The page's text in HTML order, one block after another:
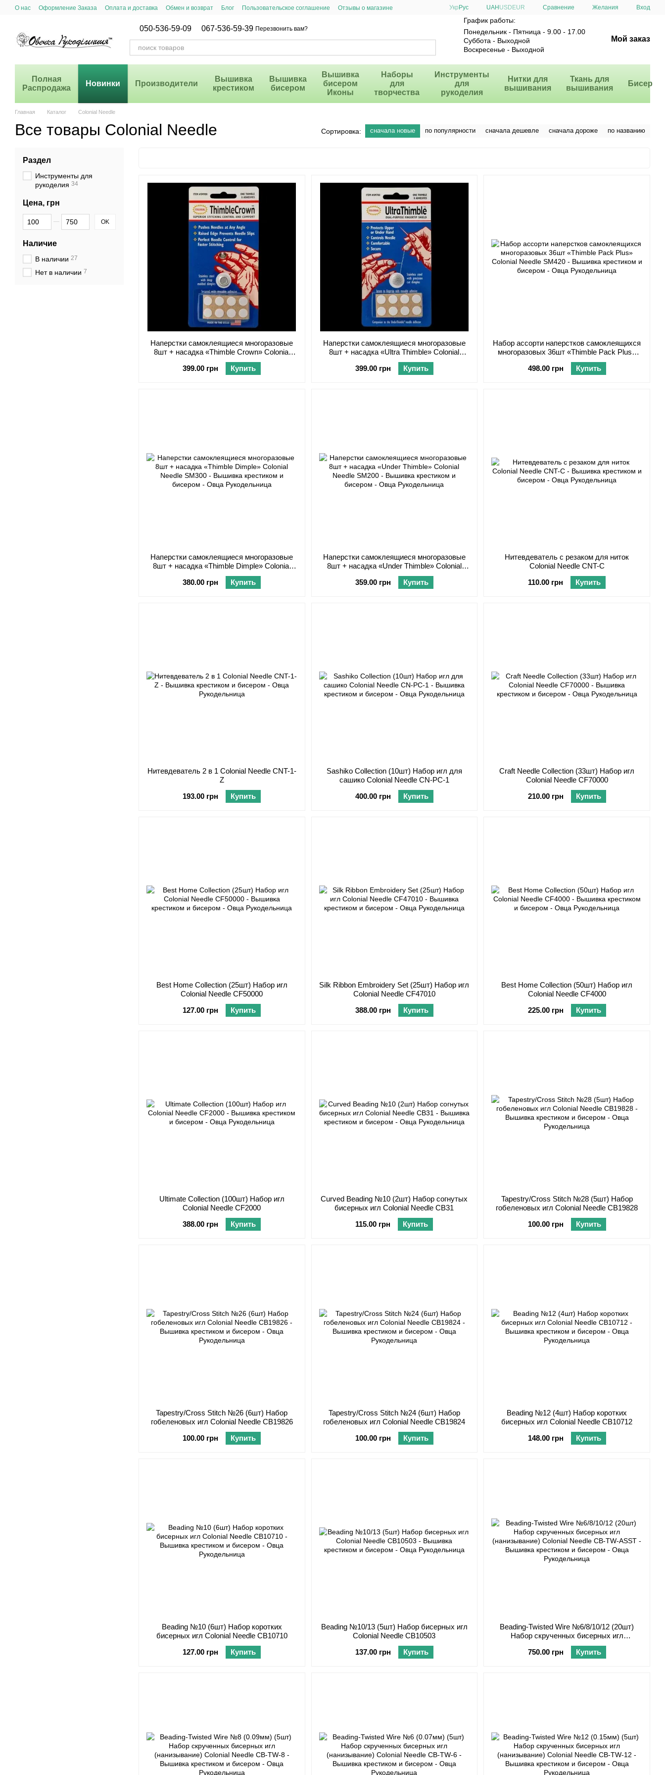
Перейти к основному контенту
О нас Оформление Заказа Оплата и доставка Обмен и возврат Блог Пользовательское соглашение
Отзывы о магазине
Укр Рус UAH USD EUR Сравнение Желания Вход
050-536-59-09 067-536-59-39 Перезвонить вам?
График работы:
Понедельник - Пятница - 9.00 - 17.00
Суббота - Выходной
Воскресенье - Выходной
Мой заказ
Полная
Распродажа
Новинки Производители
Вышивка
крестиком
Вышивка
бисером
Вышивка
бисером
Иконы
Наборы
для
творчества
Инструменты
для
рукоделия
Нитки для
вышивания
Ткань для
вышивания
Бисер
Главная Каталог Colonial Needle
Все товары Colonial Needle Сортировка: сначала новые по популярности сначала дешевле сначала дороже по названию
Наперстки самоклеящиеся многоразовые
8шт + насадка «Thimble Crown» Colonial
Needle SM900
399.00 грн
Купить
Наперстки самоклеящиеся многоразовые
8шт + насадка «Ultra Thimble» Colonial
Needle SM700
399.00 грн
Купить
Набор ассорти наперстков самоклеящихся
многоразовых 36шт «Thimble Pack Plus»
Colonial Needle SM420
498.00 грн
Купить
Наперстки самоклеящиеся многоразовые
8шт + насадка «Thimble Dimple» Colonial
Needle SM300
380.00 грн
Купить
Наперстки самоклеящиеся многоразовые
8шт + насадка «Under Thimble» Colonial
Needle SM200
359.00 грн
Купить
Нитевдеватель с резаком для ниток
Colonial Needle CNT-C
110.00 грн
Купить
Нитевдеватель 2 в 1 Colonial Needle CNT-1-
Z
193.00 грн
Купить
Sashiko Collection (10шт) Набор игл для
сашико Colonial Needle CN-PC-1
400.00 грн
Купить
Craft Needle Collection (33шт) Набор игл
Colonial Needle CF70000
210.00 грн
Купить
Best Home Collection (25шт) Набор игл
Colonial Needle CF50000
127.00 грн
Купить
Silk Ribbon Embroidery Set (25шт) Набор игл
Colonial Needle CF47010
388.00 грн
Купить
Best Home Collection (50шт) Набор игл
Colonial Needle CF4000
225.00 грн
Купить
Ultimate Collection (100шт) Набор игл
Colonial Needle CF2000
388.00 грн
Купить
Curved Beading №10 (2шт) Набор согнутых
бисерных игл Colonial Needle CB31
115.00 грн
Купить
Tapestry/Cross Stitch №28 (5шт) Набор
гобеленовых игл Colonial Needle CB19828
100.00 грн
Купить
Tapestry/Cross Stitch №26 (6шт) Набор
гобеленовых игл Colonial Needle CB19826
100.00 грн
Купить
Tapestry/Cross Stitch №24 (6шт) Набор
гобеленовых игл Colonial Needle CB19824
100.00 грн
Купить
Beading №12 (4шт) Набор коротких
бисерных игл Colonial Needle CB10712
148.00 грн
Купить
Beading №10 (6шт) Набор коротких
бисерных игл Colonial Needle CB10710
127.00 грн
Купить
Beading №10/13 (5шт) Набор бисерных игл
Colonial Needle CB10503
137.00 грн
Купить
Beading-Twisted Wire №6/8/10/12 (20шт)
Набор скрученных бисерных игл
(нанизывание) Colonial Needle CB-TW-ASST
750.00 грн
Купить
Раздел
Инструменты для
рукоделия 34
Цена, грн
От Цена, грн
До Цена, грн OK
Наличие
В наличии 27
Нет в наличии 7